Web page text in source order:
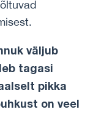
väljub
tagasi
pikka
on veel